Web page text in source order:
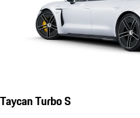
Taycan Turbo S